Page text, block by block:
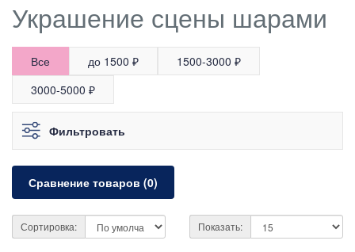
Украшение сцены шарами
Все до 1500 ₽
1500-3000 ₽
3000-5000 ₽
Фильтровать
Сравнение товаров (0)
Сортировка: Показать: